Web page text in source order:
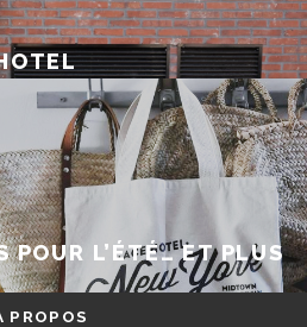
POUR L’ÉTÉ… ET PLUS
PROPOS